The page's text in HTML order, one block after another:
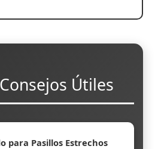
Útiles
para Pasillos Estrechos